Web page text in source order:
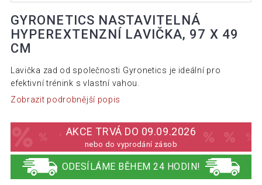
GYRONETICS NASTAVITELNÁ
HYPEREXTENZNÍ LAVIČKA, 97 X 49
CM
Lavička zad od společnosti Gyronetics je ideální pro
efektivní trénink s vlastní vahou.
Zobrazit podrobnější popis
AKCE TRVÁ DO 09.09.2026
nebo do vyprodání zásob
ODESÍLÁME BĚHEM 24 HODIN!